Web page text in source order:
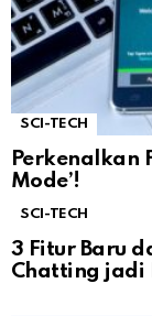
SCI-TECH
Perkenalkan
Mode’!
SCI-TECH
3 Fitur Baru
Chatting jadi